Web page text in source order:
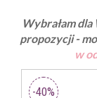
Wybrałam
propozycji -
w